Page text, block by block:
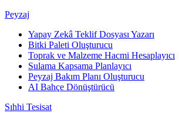
Peyzaj
Yapay Zekâ Teklif Dosyası Yazarı
Bitki Paleti Oluşturucu
Toprak ve Malzeme Hacmi Hesaplayıcı
Sulama Kapsama Planlayıcı
Peyzaj Bakım Planı Oluşturucu
AI Bahçe Dönüştürücü
Sıhhi Tesisat